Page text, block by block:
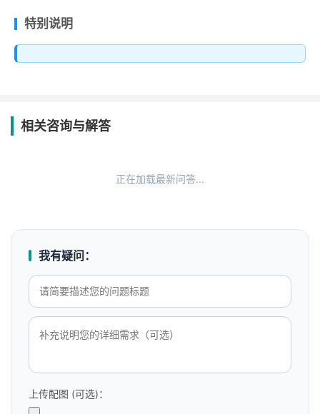
特别说明
相关咨询与解答
正在加载最新问答...
我有疑问：
上传配图 (可选)：